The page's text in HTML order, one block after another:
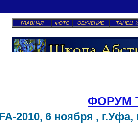
ГЛАВНАЯ ФОТО ОБУЧЕНИЕ ТАНЕЦ
ФОРУМ
2010, 6 ноября ,